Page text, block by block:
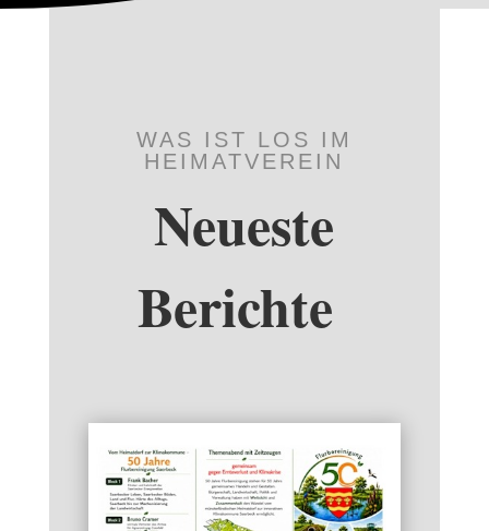
WAS IST LOS IM
HEIMATVEREIN
Neueste
Berichte